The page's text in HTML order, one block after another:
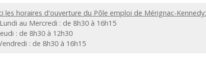
les horaires d'ouverture du Pôle emploi de Mérignac-Kennedy:
au Mercredi : de 8h30 à 16h15
: de 8h30 à 12h30
: de 8h30 à 16h15